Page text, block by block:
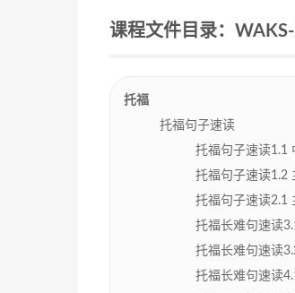
课程文件目录：
托福
托福句子速读
托福句子速读1.1
托福句子速读1.2
托福句子速读2.1
托福长难句速读
托福长难句速读
托福长难句速读